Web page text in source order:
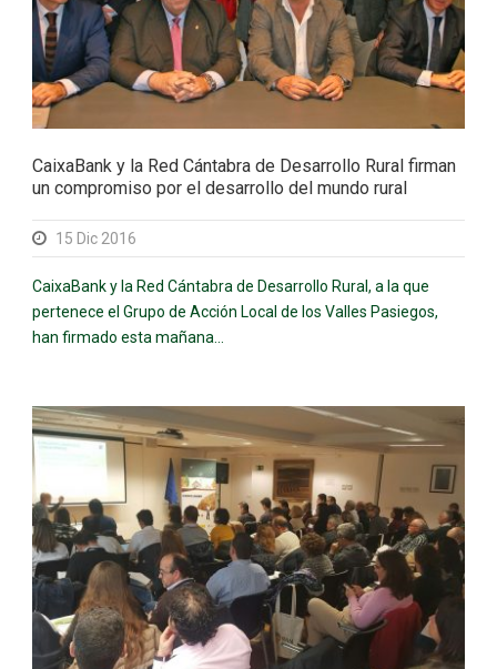
CaixaBank y la Red Cántabra de Desarrollo Rural firman
un compromiso por el desarrollo del mundo rural
15 Dic 2016
CaixaBank y la Red Cántabra de Desarrollo Rural, a la que
pertenece el Grupo de Acción Local de los Valles Pasiegos,
han firmado esta mañana...